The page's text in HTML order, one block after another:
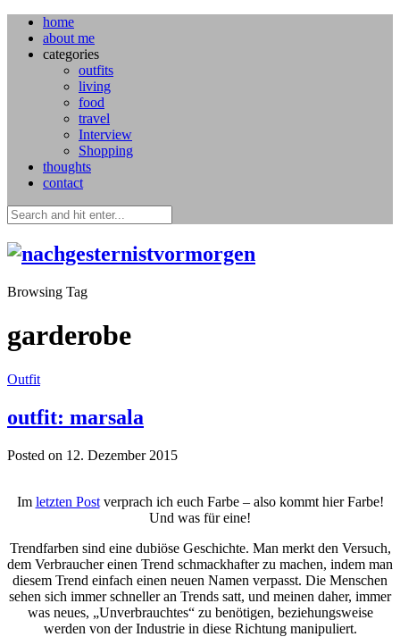
home
about me
categories
outfits
living
food
travel
Interview
Shopping
thoughts
contact
Browsing Tag
garderobe
Outfit
outfit: marsala
Posted on 12. Dezember 2015
Im letzten Postverprach ich euch Farbe – also kommt hier Farbe!
Und was für eine!
Trendfarben sind eine dubiöse Geschichte. Man merkt den Versuch,
dem Verbraucher einen Trend schmackhafter zu machen, indem man
diesem Trend einfach einen neuen Namen verpasst. Die Menschen
sehen sich immer schneller an Trends satt, und meinen daher, immer
was neues, „Unverbrauchtes“ zu benötigen, beziehungsweise
werden von der Industrie in diese Richtung manipuliert.